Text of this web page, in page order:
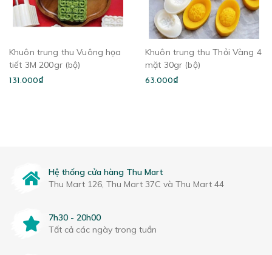
Khuôn trung thu Vuông họa
tiết 3M 200gr (bộ)
131.000₫
Khuôn trung thu Thỏi Vàng 4
mặt 30gr (bộ)
63.000₫
Hệ thống cửa hàng Thu Mart
Thu Mart 126, Thu Mart 37C và Thu Mart 44
7h30 - 20h00
Tất cả các ngày trong tuần